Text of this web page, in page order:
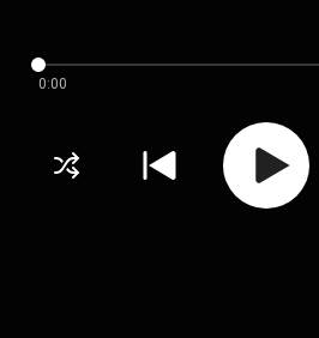
0:00